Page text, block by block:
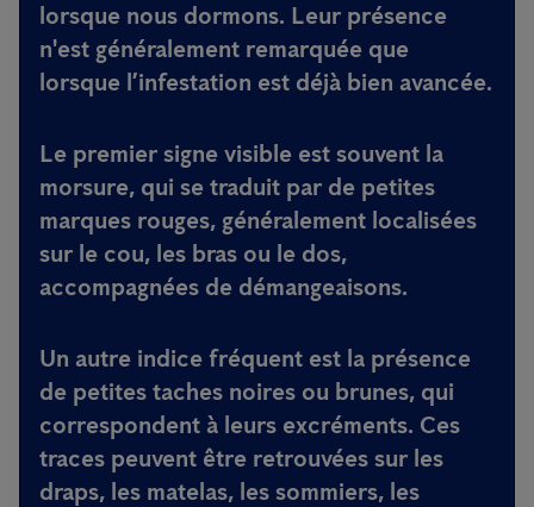
lorsque nous dormons. Leur présence
n'est généralement remarquée que
lorsque l’infestation est déjà bien avancée.
Le premier signe visible est souvent la
morsure, qui se traduit par de petites
marques rouges, généralement localisées
sur le cou, les bras ou le dos,
accompagnées de démangeaisons.
Un autre indice fréquent est la présence
de petites taches noires ou brunes, qui
correspondent à leurs excréments. Ces
traces peuvent être retrouvées sur les
draps, les matelas, les sommiers, les